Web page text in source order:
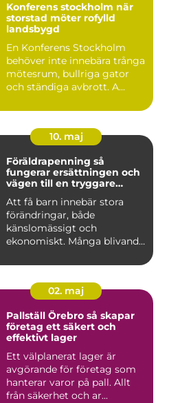
Konferens stockholm när
storstad möter rofylld
landsbygd
En Konferens Stockholm
behöver inte innebära trånga
mötesrum, bullriga gator
och ständiga avbrott. A...
10. maj
Föräldrapenning så
fungerar ersättningen och
vägen till en tryggare
Att få barn innebär stora
förändringar, både
känslomässigt och
ekonomiskt. Många blivande
02. maj
Pallställ Örebro så skapar
företag ett säkert och
effektivt lager
Ett välplanerat lager är
avgörande för företag som
hanterar varor på pall. Allt
från säkerhet och ar...